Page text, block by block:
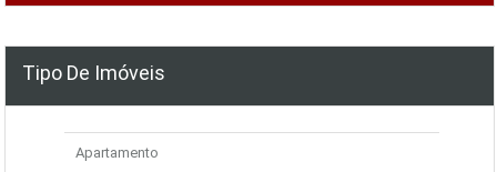
Tipo De Imóveis
Apartamento